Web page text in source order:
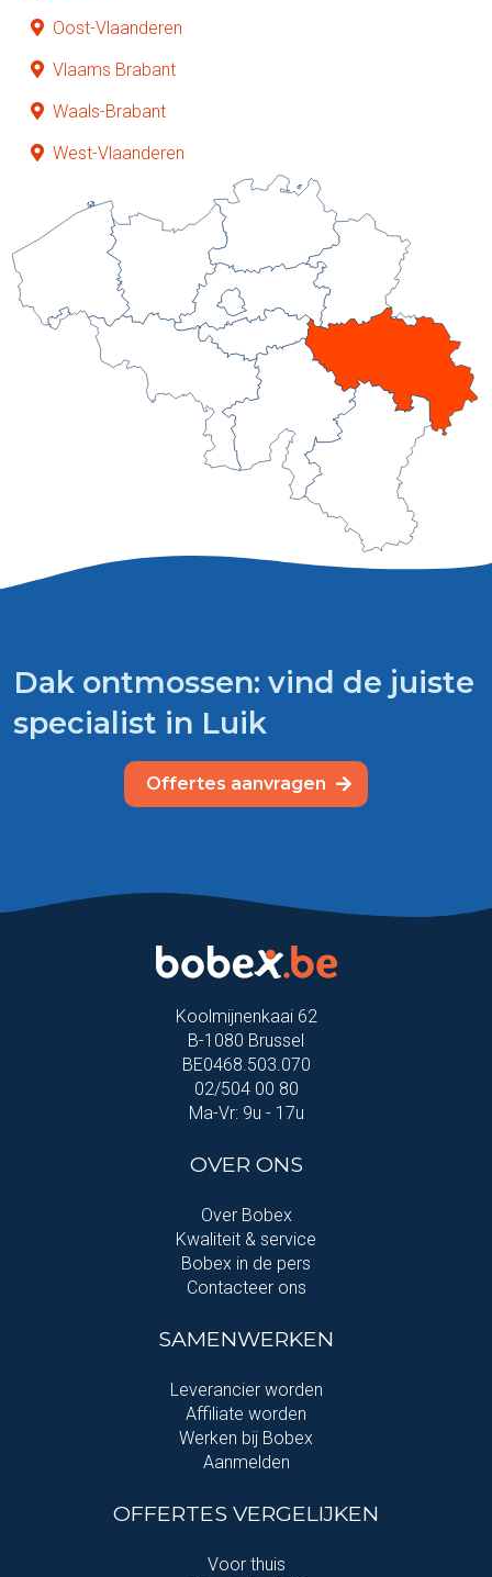
Oost-Vlaanderen
Vlaams Brabant
Waals-Brabant
West-Vlaanderen
Dak ontmossen: vind de juiste
specialist in Luik
Offertes aanvragen
Koolmijnenkaai 62
B-1080 Brussel
BE0468.503.070
02/504 00 80
Ma-Vr: 9u - 17u
OVER ONS
Over Bobex
Kwaliteit & service
Bobex in de pers
Contacteer ons
SAMENWERKEN
Leverancier worden
Affiliate worden
Werken bij Bobex
Aanmelden
OFFERTES VERGELIJKEN
Voor thuis